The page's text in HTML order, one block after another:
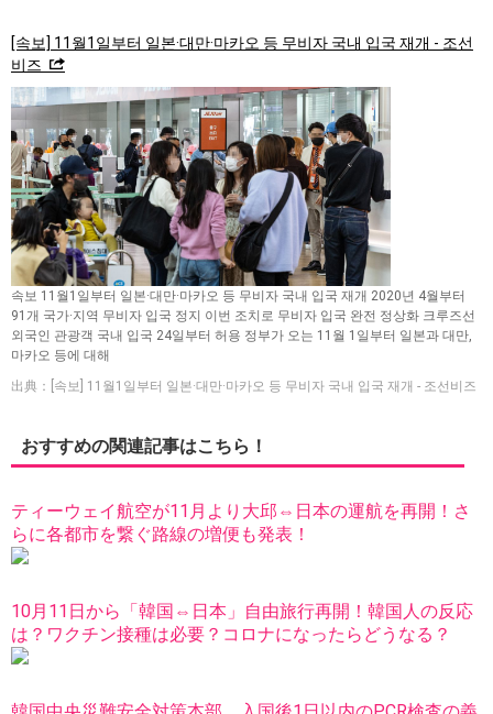
[속보] 11월1일부터 일본·대만·마카오 등 무비자 국내 입국 재개 - 조선
비즈
속보 11월1일부터 일본·대만·마카오 등 무비자 국내 입국 재개 2020년 4월부터
91개 국가·지역 무비자 입국 정지 이번 조치로 무비자 입국 완전 정상화 크루즈선
외국인 관광객 국내 입국 24일부터 허용 정부가 오는 11월 1일부터 일본과 대만,
마카오 등에 대해
出典：[속보] 11월1일부터 일본·대만·마카오 등 무비자 국내 입국 재개 - 조선비즈
おすすめの関連記事はこちら！
ティーウェイ航空が11月より大邱⇔日本の運航を再開！さ
らに各都市を繋ぐ路線の増便も発表！
10月11日から「韓国⇔日本」自由旅行再開！韓国人の反応
は？ワクチン接種は必要？コロナになったらどうなる？